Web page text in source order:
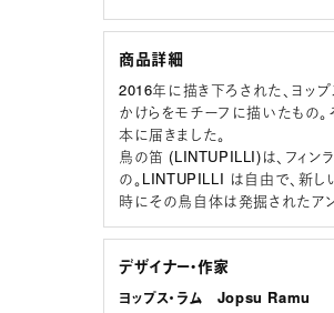
商品詳細
2016年に描き下ろされた、ヨッ
かけらをモチーフに描いたもの
本に届きました。
鳥の笛 (LINTUPILLI)は、フィン
の。LINTUPILLI は自由で、新し
時にその鳥自体は発掘されたア
デザイナー・作家
ヨップス・ラム Jopsu Ramu